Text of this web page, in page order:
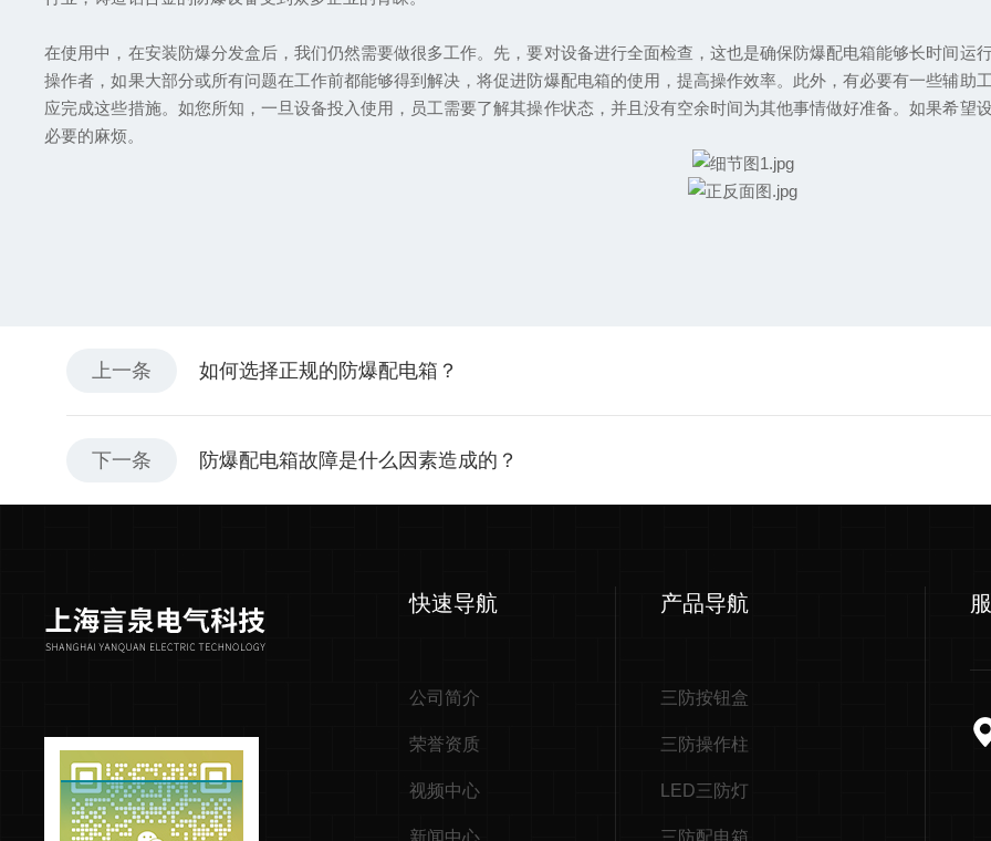
在使用中，在安装防爆分发盒后，我们仍然需要做很多工作。先，要对设备进行全面检查，这也是确保防爆配电箱能够长时间运
操作者，如果大部分或所有问题在工作前都能够得到解决，将促进防爆配电箱的使用，提高操作效率。此外，有必要有一些辅助
应完成这些措施。如您所知，一旦设备投入使用，员工需要了解其操作状态，并且没有空余时间为其他事情做好准备。如果希望
必要的麻烦。
上一条 如何选择正规的防爆配电箱？
下一条 防爆配电箱故障是什么因素造成的？
快速导航
公司简介
荣誉资质
视频中心
新闻中心
产品导航
三防按钮盒
三防操作柱
LED三防灯
三防配电箱